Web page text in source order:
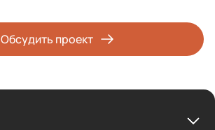
Обсудить проект